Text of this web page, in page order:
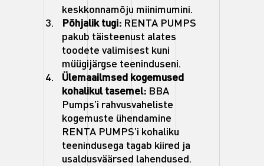
keskkonnamõju miinimumini.
Põhjalik tugi:RENTA PUMPS
pakub täisteenust alates
toodete valimisest kuni
müügijärgse teeninduseni.
Ülemaailmsed kogemused
kohalikul tasemel:BBA
Pumps’i rahvusvaheliste
kogemuste ühendamine
RENTA PUMPS’i kohaliku
teenindusega tagab kiired ja
usaldusväärsed lahendused.